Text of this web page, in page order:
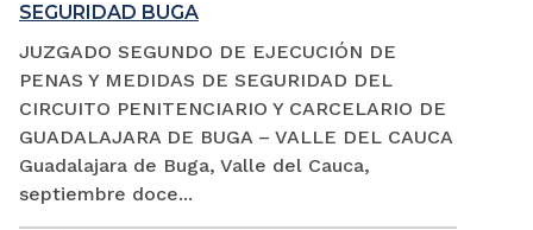
SEGURIDAD BUGA
JUZGADO SEGUNDO DE EJECUCIÓN DE
PENAS Y MEDIDAS DE SEGURIDAD DEL
CIRCUITO PENITENCIARIO Y CARCELARIO DE
GUADALAJARA DE BUGA – VALLE DEL CAUCA
Guadalajara de Buga, Valle del Cauca,
septiembre doce...